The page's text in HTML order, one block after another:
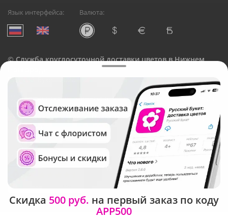
Язык интерфейса: Валюта:
©Служба круглосуточной доставки цветов в Нижнем
Русский Букет, 2026
Общество с ограниченной ответственностью «Технология»
ОГРН: 1195476081745, ИНН: 5410081997
Юридический адрес: г. Новосибирск, ул. Ипподромская,
д.42, оф. 3
Рейтинг Русского букета в г. Нижний Новгород
Скидка 500 руб. на первый заказ по коду
APP500